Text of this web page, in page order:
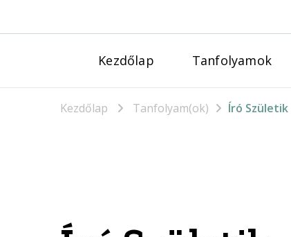
Kezdőlap Tanfolyamok
Kezdőlap Tanfolyam(ok) Író Születik